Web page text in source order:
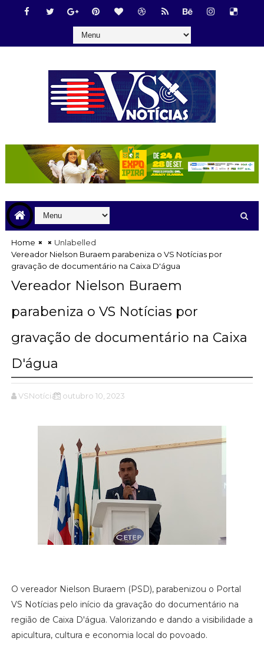
Home
Unlabelled
Vereador Nielson Buraem parabeniza o VS Notícias por
gravação de documentário na Caixa D'água
Vereador Nielson Buraem
parabeniza o VS Notícias por
gravação de documentário na Caixa
D'água
VSNotícias outubro 10, 2023
O vereador Nielson Buraem (PSD), parabenizou o Portal
VS Notícias pelo início da gravação do documentário na
região de Caixa D'água. Valorizando e dando a visibilidade a
apicultura, cultura e economia local do povoado.